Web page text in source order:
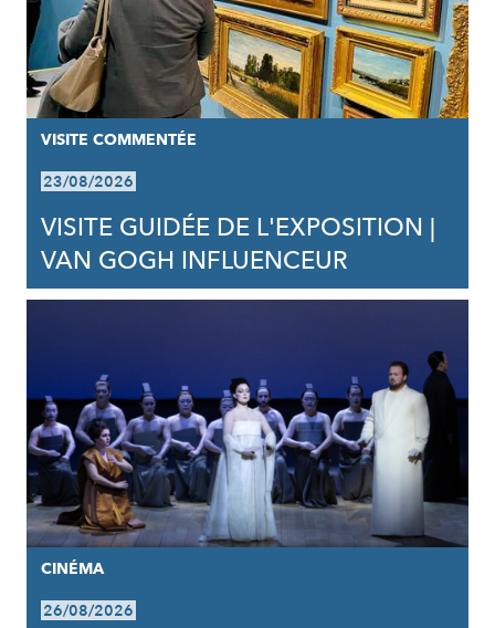
VISITE COMMENTÉE
23/08/2026
VISITE GUIDÉE DE L'EXPOSITION |
VAN GOGH INFLUENCEUR
CINÉMA
26/08/2026